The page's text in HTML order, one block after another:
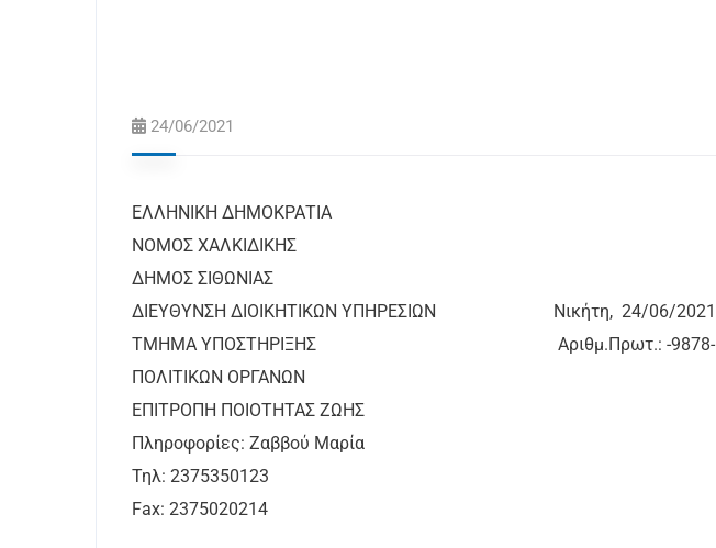
24/06/2021
ΕΛΛΗΝΙΚΗ ΔΗΜΟΚΡΑΤΙΑ
ΝΟΜΟΣ ΧΑΛΚΙΔΙΚΗΣ
ΔΗΜΟΣ ΣΙΘΩΝΙΑΣ
ΔΙΕΥΘΥΝΣΗ ΔΙΟΙΚΗΤΙΚΩΝ ΥΠΗΡΕΣΙΩΝ
Νικήτη, 24/06/2021
ΤΜΗΜΑ ΥΠΟΣΤΗΡΙΞΗΣ Αριθμ.Πρωτ.: -9878-
ΠΟΛΙΤΙΚΩΝ ΟΡΓΑΝΩΝ
ΕΠΙΤΡΟΠΗ ΠΟΙΟΤΗΤΑΣ ΖΩΗΣ
Πληροφορίες: Ζαββού Μαρία
Τηλ: 2375350123
Fax: 2375020214